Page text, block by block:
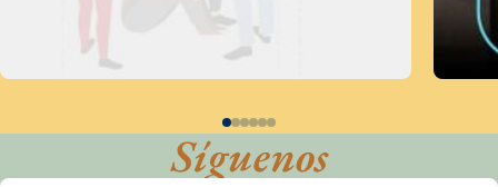
Síguenos